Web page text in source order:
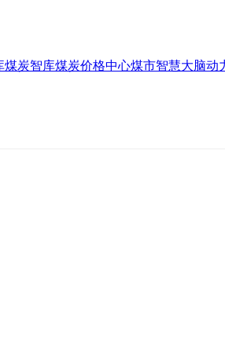
煤炭智库煤炭价格中心煤市智慧大脑动